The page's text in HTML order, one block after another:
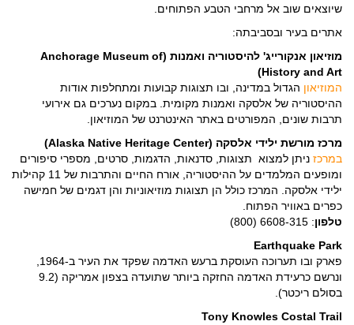
שיוצאים שוב אל מרחבי הטבע הפתוחים.
אתרים בעיר ובסביבתה:
מוזיאון אנקורייג' להיסטוריה ואמנות (Anchorage Museum of
History and Art)
המוזיאון הגדול במדינה, ובו תצוגות קבועות ומתחלפות אודות
ההיסטוריה של אלסקה ואמנות מקומית. במקום נערכים גם אירועי
תרבות שונים, המפורטים באתר האינטרנט של המוזיאון.
מרכז מורשת ילידי אלסקה (Alaska Native Heritage Center)
במרכז ניתן למצוא תצוגות, סדנאות, הדגמות, סרטים, מספרי סיפורים
ומופעים המלמדים על ההיסטוריה, אורח החיים והתרבות של 11 קהילות
ילידי אלסקה. המרכז כולל הן תצוגות מוזיאוניות והן דגמים של חמישה
כפרים באוויר הפתוח.
טלפון: 6608-315 (800)
Earthquake Park
ונרשם כרעידת האדמה החזקה ביותר שתועדה בצפון אמריקה (9.2
בסולם ריכטר).
Tony Knowles Costal Trail